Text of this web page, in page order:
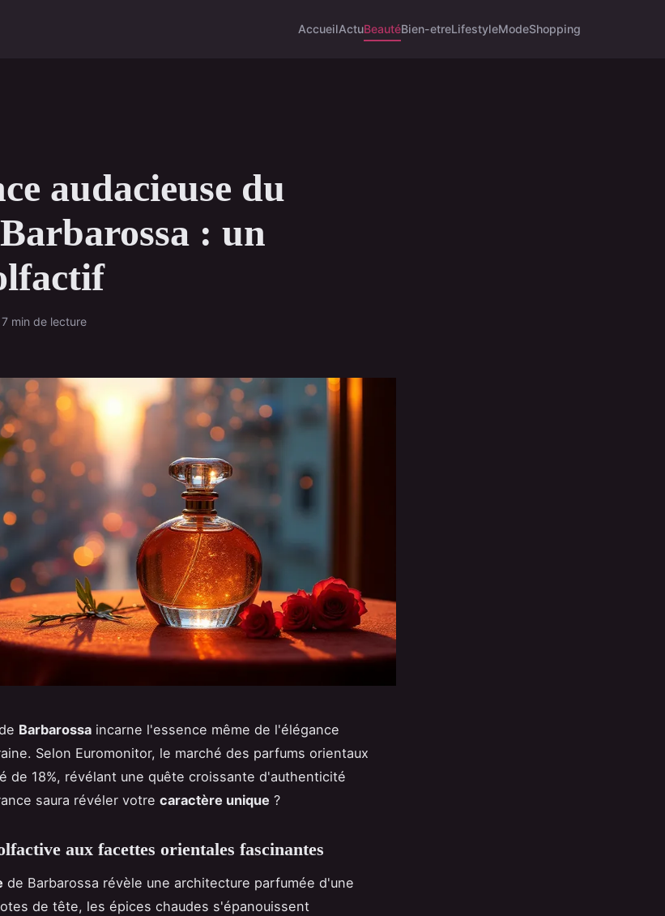
AccueilActuBeautéBien-etreLifestyleModeShopping
audacieuse du
: un
min de lecture
Barbarossa incarne l'essence même de l'élégance
Selon Euromonitor, le marché des parfums orientaux
de 18%, révélant une quête croissante d'authenticité
saura révéler votre caractère unique ?
aux facettes orientales fascinantes
de Barbarossa révèle une architecture parfumée d'une
de tête, les épices chaudes s'épanouissent